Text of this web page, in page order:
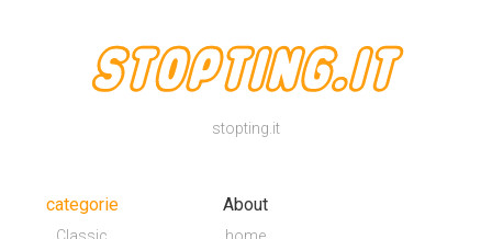
stopting.it
categorie About